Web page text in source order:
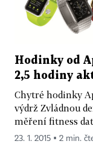
Hodinky od
2,5 hodiny
Chytré hodinky
výdrž Zvládnou
měření fitness
23. 1. 2015 ▪ 2 min.